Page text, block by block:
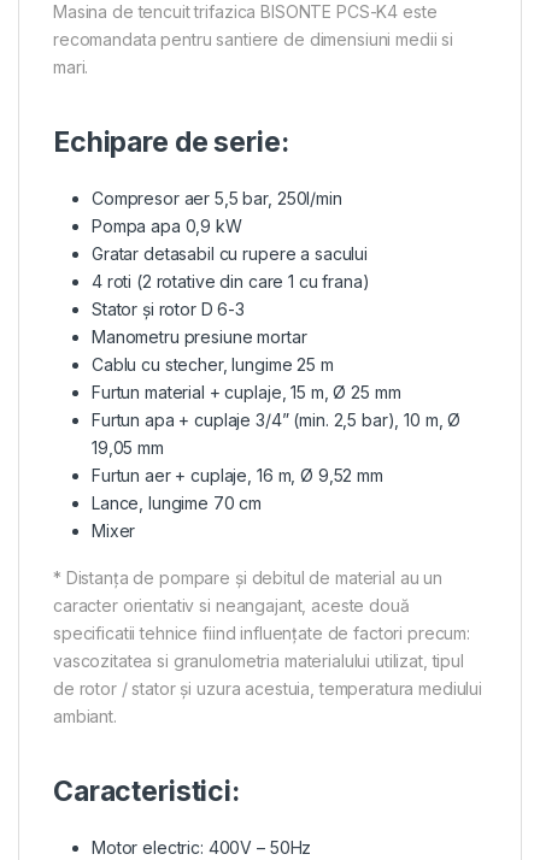
Masina de tencuit trifazica BISONTE PCS-K4 este
recomandata pentru santiere de dimensiuni medii si
mari.
Echipare de serie:
Compresor aer 5,5 bar, 250l/min
Pompa apa 0,9 kW
Gratar detasabil cu rupere a sacului
4 roti (2 rotative din care 1 cu frana)
Stator și rotor D 6-3
Manometru presiune mortar
Cablu cu stecher, lungime 25 m
Furtun material + cuplaje, 15 m, Ø 25 mm
Furtun apa + cuplaje 3/4” (min. 2,5 bar), 10 m, Ø
19,05 mm
Furtun aer + cuplaje, 16 m, Ø 9,52 mm
Lance, lungime 70 cm
Mixer
* Distanța de pompare și debitul de material au un
caracter orientativ si neangajant, aceste două
specificatii tehnice fiind influențate de factori precum:
vascozitatea si granulometria materialului utilizat, tipul
de rotor / stator și uzura acestuia, temperatura mediului
ambiant.
Caracteristici:
Motor electric: 400V – 50Hz